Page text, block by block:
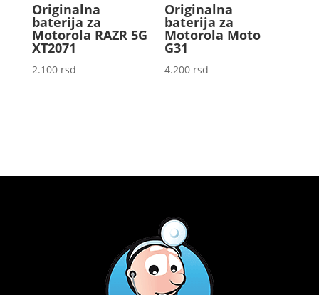
Originalna
baterija za
Motorola RAZR 5G
XT2071
2.100 rsd
Originalna
baterija za
Motorola Moto
G31
4.200 rsd